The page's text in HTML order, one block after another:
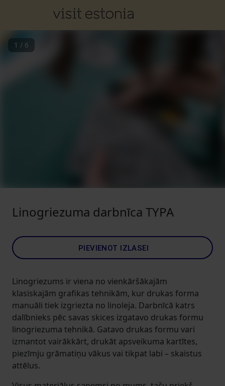
1 / 6
Linogriezuma darbnīca TYPA
PIEVIENOT IZLASEI
Linogriezums ir viena no vienkāršākajām
klasiskajām grafikas tehnikām, kur drukas forma
manuāli tiek izgriezta no linoleja. Darbnīcā katrs
dalībnieks pēc savas skices izgatavo drukas formu
linogriezuma tehnikā. Gatavo drukas formu vari
izmantot vairākkārt, drukāt apsveikuma kartītes,
piezīmju grāmatiņu vākus vai tikpat labi – skaistus
attēlus.